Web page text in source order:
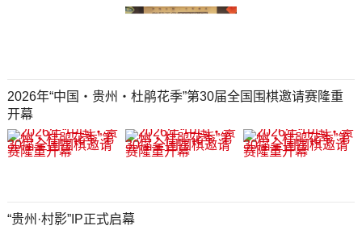
2026年“中国・贵州・杜鹃花季”第30届全国围棋邀请赛隆重
开幕
“贵州·村影”IP正式启幕